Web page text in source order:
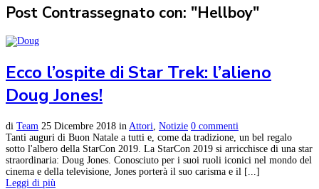
Post Contrassegnato con: "Hellboy"
Ecco l’ospite di Star Trek: l’alieno
Doug Jones!
di Team 25 Dicembre 2018 in Attori Notizie 0 commenti
Tanti auguri di Buon Natale a tutti e, come da tradizione, un bel regalo
sotto l'albero della StarCon 2019. La StarCon 2019 si arricchisce di una star
straordinaria: Doug Jones. Conosciuto per i suoi ruoli iconici nel mondo del
cinema e della televisione, Jones porterà il suo carisma e il [...]
Leggi di più